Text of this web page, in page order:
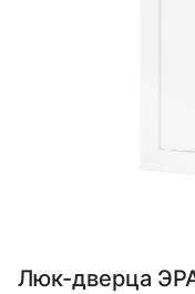
Люк-дверца